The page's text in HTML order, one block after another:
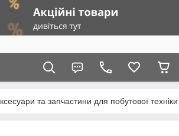
та запчастини для побутової